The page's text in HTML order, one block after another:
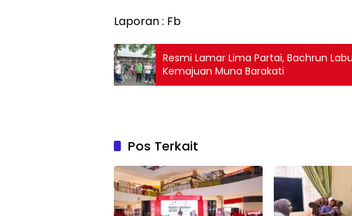
Laporan : Fb
Resmi Lamar Lima Partai, Bachrun
Kemajuan Muna Barakati
Pos Terkait